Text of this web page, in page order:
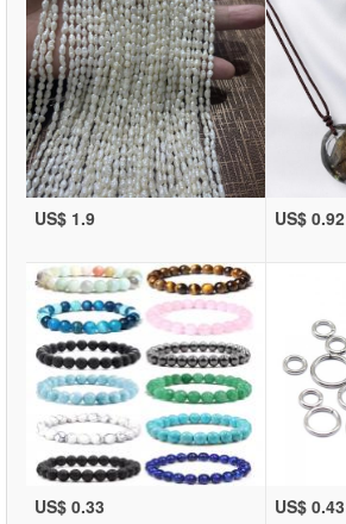
US$ 1.9 US$ 0.92
US$ 0.33 US$ 0.43